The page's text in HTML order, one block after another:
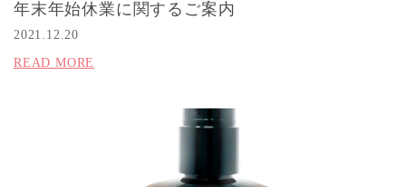
年末年始休業に関するご案内
2021.12.20
READ MORE